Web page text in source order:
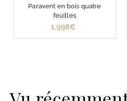
Paravent en bois quatre
feuilles
1.998€